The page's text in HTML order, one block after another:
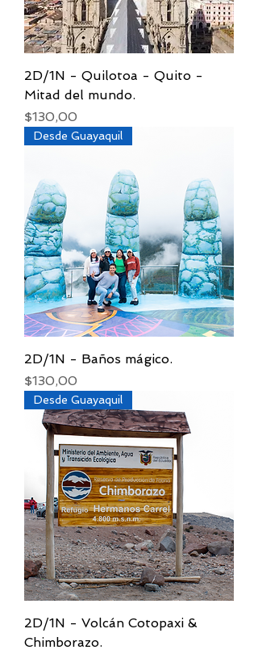
2D/1N - Quilotoa - Quito -
Mitad del mundo.
Precio
$130,00
Desde Guayaquil
2D/1N - Baños mágico.
Precio
$130,00
Desde Guayaquil
2D/1N - Volcán Cotopaxi &
Chimborazo.